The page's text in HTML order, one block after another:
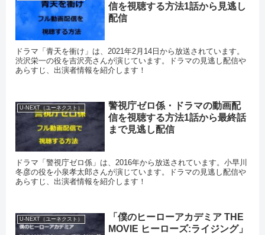
信を視聴する方法1話から見逃し
配信
ドラマ「青天を衝け」は、2021年2月14日から放送されています。
渋沢栄一の役を吉沢亮さんが演じています。ドラマの見逃し配信や
あらすじ、出演者情報を紹介します！
U-NEXT（ユーネクスト）
警視庁ゼロ係・ドラマの動画配
信を視聴する方法1話から最終話
まで見逃し配信
ドラマ「警視庁ゼロ係」は、2016年から放送されています。小早川
冬彦の役を小泉孝太郎さんが演じています。ドラマの見逃し配信や
あらすじ、出演者情報を紹介します！
U-NEXT（ユーネクスト）
「僕のヒーローアカデミア THE
MOVIE ヒーローズ:ライジング」